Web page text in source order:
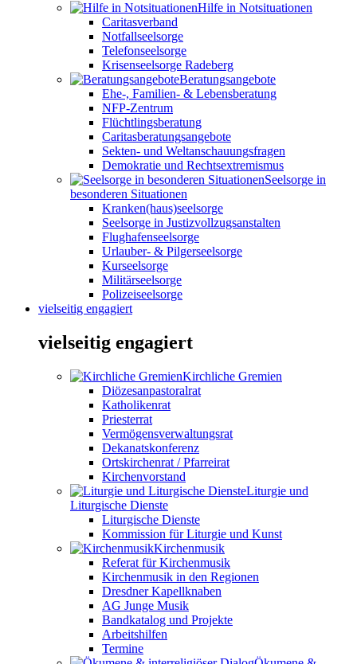
Hilfe in Notsituationen
Caritasverband
Notfallseelsorge
Telefonseelsorge
Krisenseelsorge Radeberg
Beratungsangebote
Ehe-, Familien- & Lebensberatung
NFP-Zentrum
Flüchtlingsberatung
Caritasberatungsangebote
Sekten- und Weltanschauungsfragen
Demokratie und Rechtsextremismus
Seelsorge in
besonderen Situationen
Kranken(haus)seelsorge
Seelsorge in Justizvollzugsanstalten
Flughafenseelsorge
Urlauber- & Pilgerseelsorge
Kurseelsorge
Militärseelsorge
Polizeiseelsorge
vielseitig engagiert
vielseitig engagiert
Kirchliche Gremien
Diözesanpastoralrat
Katholikenrat
Priesterrat
Vermögensverwaltungsrat
Dekanatskonferenz
Ortskirchenrat / Pfarreirat
Kirchenvorstand
Liturgie und
Liturgische Dienste
Liturgische Dienste
Kommission für Liturgie und Kunst
Kirchenmusik
Referat für Kirchenmusik
Kirchenmusik in den Regionen
Dresdner Kapellknaben
AG Junge Musik
Bandkatalog und Projekte
Arbeitshilfen
Termine